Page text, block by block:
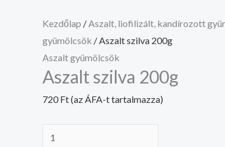
Kezdőlap /Aszalt, liofilizált, kandírozott
gyümölcsök / Aszalt szilva 200g
Aszalt gyümölcsök
Aszalt szilva 200g
720Ft(az ÁFA-t tartalmazza)